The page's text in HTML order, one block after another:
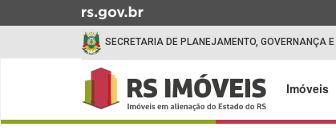
para
o
SECRETARIA DE PLANEJAMENTO, GOVERNANÇA E
do
Imóveis
Início